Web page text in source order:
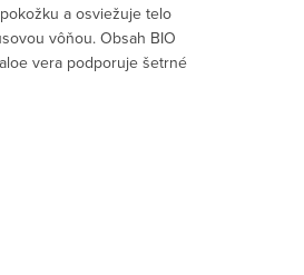
a osviežuje telo
vôňou. Obsah BIO
vera podporuje šetrné